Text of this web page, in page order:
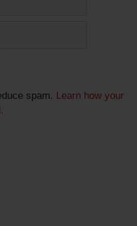
spam. Learn how your